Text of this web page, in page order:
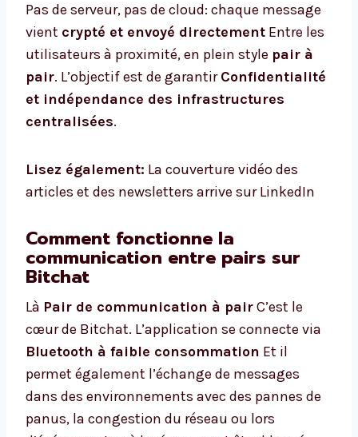
Pas de serveur, pas de cloud: chaque message
vient crypté et envoyé directement Entre les
utilisateurs à proximité, en plein style pair à
pair. L’objectif est de garantirConfidentialité
et indépendance des infrastructures
centralisées.
Lisez également: La couverture vidéo des
articles et des newsletters arrive sur LinkedIn
Comment fonctionne la
communication entre pairs sur
Bitchat
Là Pair de communication à pairC’est le
cœur de Bitchat. L’application se connecte via
Bluetooth à faible consommation Et il
permet également l’échange de messages
dans des environnements avec des pannes de
panus, la congestion du réseau ou lors